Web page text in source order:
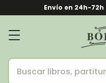
Envío en 24h-